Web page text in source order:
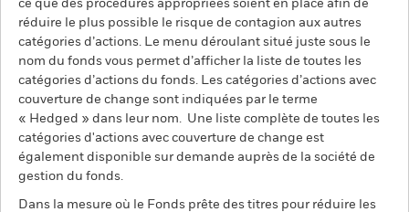
ce que des procédures appropriées soient en place afin de
réduire le plus possible le risque de contagion aux autres
catégories d’actions. Le menu déroulant situé juste sous le
nom du fonds vous permet d’afficher la liste de toutes les
catégories d’actions du fonds. Les catégories d’actions avec
couverture de change sont indiquées par le terme
« Hedged » dans leur nom. Une liste complète de toutes les
catégories d'actions avec couverture de change est
également disponible sur demande auprès de la société de
gestion du fonds.
Dans la mesure où le Fonds prête des titres pour réduire les